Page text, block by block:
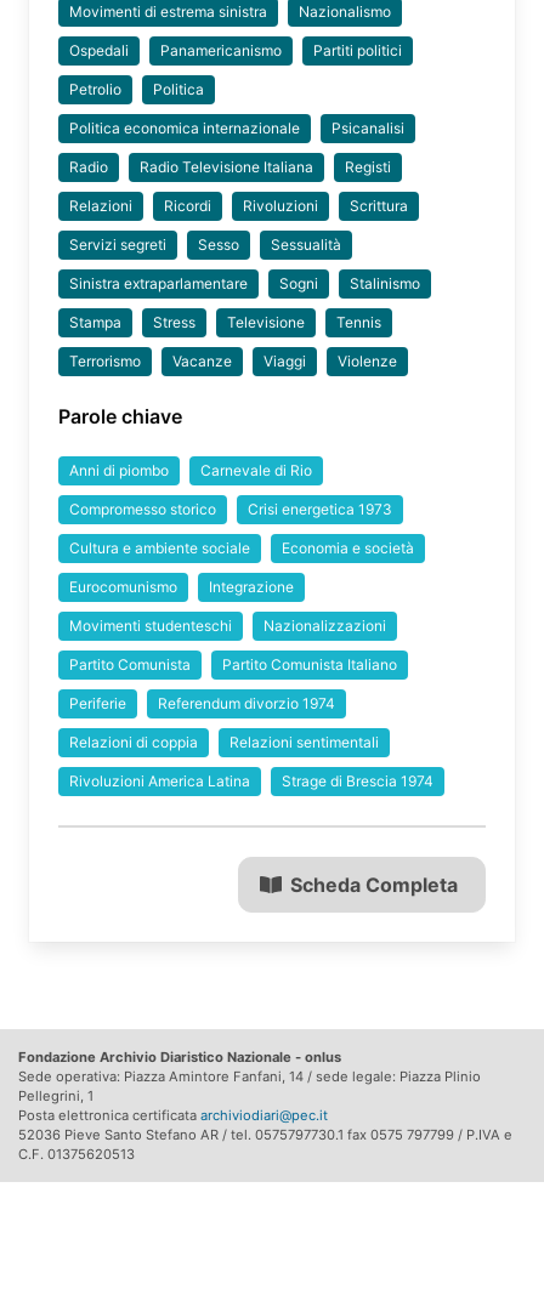
Movimenti di estrema sinistra Nazionalismo
Ospedali Panamericanismo Partiti politici
Petrolio Politica
Politica economica internazionale Psicanalisi
Radio Radio Televisione Italiana Registi
Relazioni Ricordi Rivoluzioni Scrittura
Servizi segreti Sesso Sessualità
Sinistra extraparlamentare Sogni Stalinismo
Stampa Stress Televisione Tennis
Terrorismo Vacanze Viaggi Violenze
Parole chiave
Anni di piombo Carnevale di Rio
Compromesso storico Crisi energetica 1973
Cultura e ambiente sociale Economia e società
Eurocomunismo Integrazione
Movimenti studenteschi Nazionalizzazioni
Partito Comunista Partito Comunista Italiano
Periferie Referendum divorzio 1974
Relazioni di coppia Relazioni sentimentali
Rivoluzioni America Latina Strage di Brescia 1974
Scheda Completa
Fondazione Archivio Diaristico Nazionale - onlus
Sede operativa: Piazza Amintore Fanfani, 14 / sede legale: Piazza Plinio
Pellegrini, 1
Posta elettronica certificata archiviodiari@pec.it
52036 Pieve Santo Stefano AR / tel. 0575797730.1 fax 0575 797799 / P.IVA e
C.F. 01375620513